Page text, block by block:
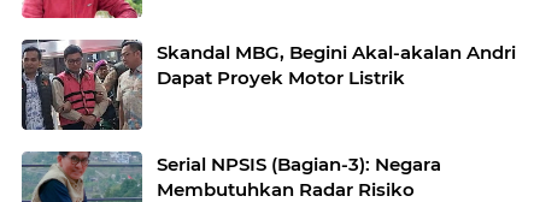
Skandal MBG, Begini Akal-akalan Andri
Dapat Proyek Motor Listrik
Serial NPSIS (Bagian-3): Negara
Membutuhkan Radar Risiko